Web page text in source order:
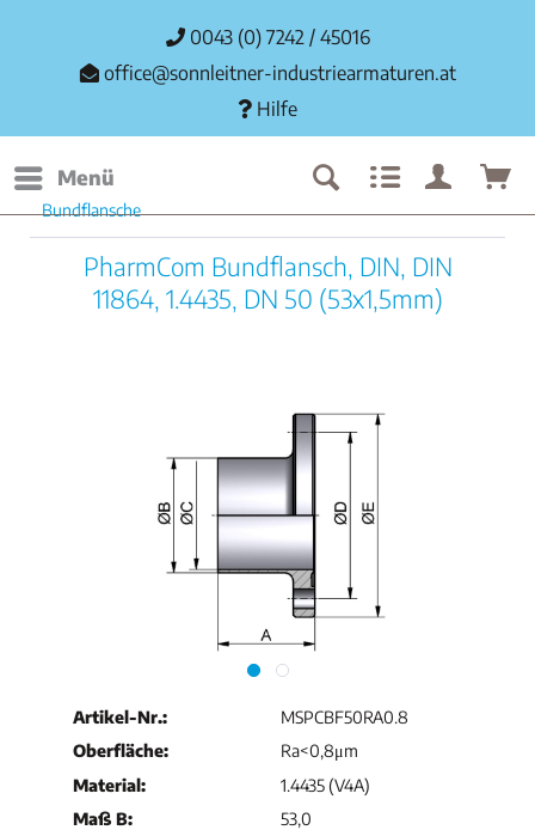
0043 (0) 7242 / 45016
office@sonnleitner-industriearmaturen.at
Hilfe
Menü
Bundflansche
PharmCom Bundflansch, DIN, DIN
11864, 1.4435, DN 50 (53x1,5mm)
Artikel-Nr.:
MSPCBF50RA0.8
Oberfläche:
Ra<0,8μm
Material:
1.4435 (V4A)
Maß B:
53,0